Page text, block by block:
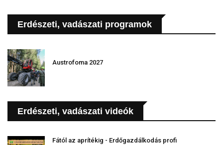
Erdészeti, vadászati programok
Austrofoma 2027
Erdészeti, vadászati videók
Fától az aprítékig - Erdőgazdálkodás profi